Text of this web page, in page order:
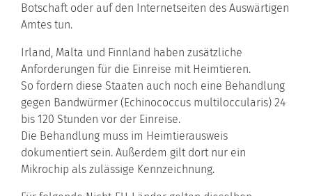
Botschaft oder auf den Internetseiten des Auswärtigen
Amtes tun.
Irland, Malta und Finnland haben zusätzliche
Anforderungen für die Einreise mit Heimtieren.
So fordern diese Staaten auch noch eine Behandlung
gegen Bandwürmer (Echinococcus multiloccularis) 24
bis 120 Stunden vor der Einreise.
Die Behandlung muss im Heimtierausweis
dokumentiert sein. Außerdem gilt dort nur ein
Mikrochip als zulässige Kennzeichnung.